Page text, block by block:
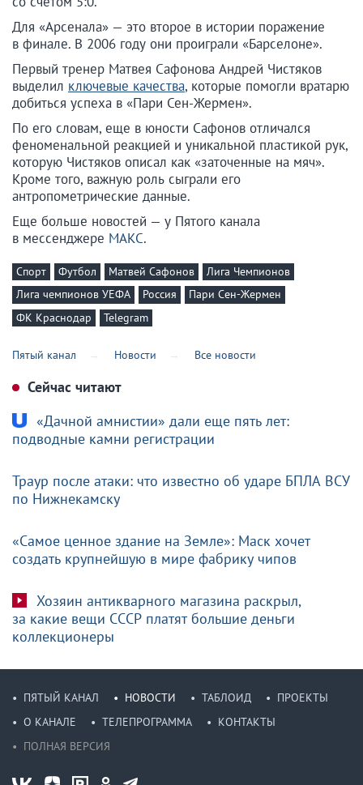
Для «Арсенала» — это второе в истории поражение
в финале. В 2006 году они проиграли «Барселоне».
Первый тренер Матвея Сафонова Андрей Чистяков
выделил ключевые качества, которые помогли вратарю
добиться успеха в «Пари Сен-Жермен».
По его словам, еще в юности Сафонов отличался
феноменальной реакцией и уникальной пластикой рук,
которую Чистяков описал как «заточенные на мяч».
Кроме того, важную роль сыграли его
антропометрические данные.
Еще больше новостей — у Пятого канала
в мессенджере МАКС.
Спорт Футбол Матвей Сафонов
Лига Чемпионов
Лига чемпионов УЕФА
Россия
Пари Сен-Жермен
ФК Краснодар
Telegram
Пятый канал Новости Все новости
Сейчас читают
«Дачной амнистии» дали еще пять лет:
подводные камни регистрации
Траур после атаки: что известно об ударе БПЛА ВСУ
по Нижнекамску
«Самое ценное здание на Земле»: Маск хочет
создать крупнейшую в мире фабрику чипов
Хозяин антикварного магазина раскрыл,
за какие вещи СССР платят большие деньги
коллекционеры
ПЯТЫЙ КАНАЛ НОВОСТИ ТАБЛОИД
ПРОЕКТЫ
О КАНАЛЕ
ТЕЛЕПРОГРАММА
КОНТАКТЫ
ПОЛНАЯ ВЕРСИЯ